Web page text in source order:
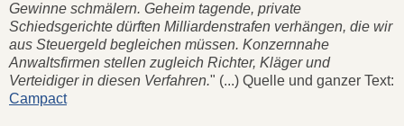
Gewinne schmälern. Geheim tagende, private
Schiedsgerichte dürften Milliardenstrafen verhängen, die wir
aus Steuergeld begleichen müssen. Konzernnahe
Anwaltsfirmen stellen zugleich Richter, Kläger und
Verteidiger in diesen Verfahren." (...) Quelle und ganzer Text:
Campact